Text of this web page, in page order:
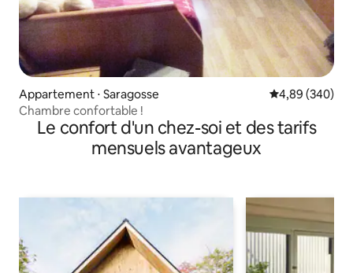
Appartement ⋅ Saragosse Évaluation
4,89 (340)
Chambre confortable !
Le confort d'un chez-soi et des tarifs
mensuels avantageux